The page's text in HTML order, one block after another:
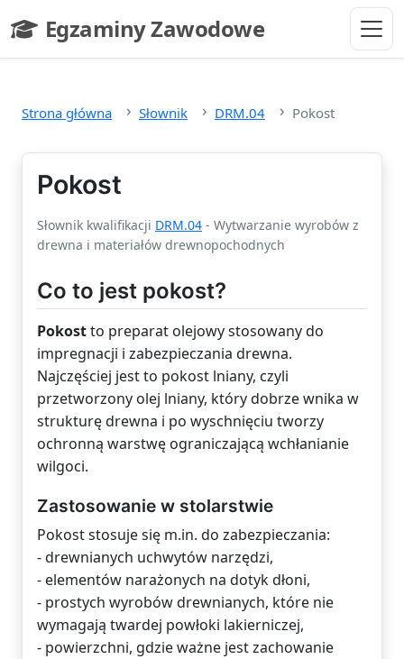
Egzaminy Zawodowe
- strona główna
Strona główna Słownik DRM.04 Pokost
Pokost
Słownik kwalifikacji DRM.04 - Wytwarzanie wyrobów z
drewna i materiałów drewnopochodnych
Co to jest pokost?
Pokostto preparat olejowy stosowany do
impregnacji i zabezpieczania drewna.
Najczęściej jest to pokost lniany, czyli
przetworzony olej lniany, który dobrze wnika w
strukturę drewna i po wyschnięciu tworzy
ochronną warstwę ograniczającą wchłanianie
wilgoci.
Zastosowanie w stolarstwie
Pokost stosuje się m.in. do zabezpieczania:
- drewnianych uchwytów narzędzi,
- elementów narażonych na dotyk dłoni,
- prostych wyrobów drewnianych, które nie
wymagają twardej powłoki lakierniczej,
- powierzchni, gdzie ważne jest zachowanie